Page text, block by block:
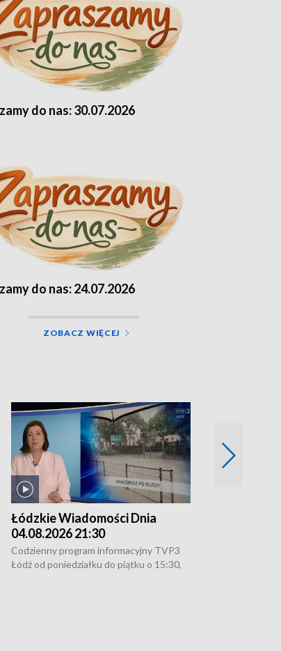
do nas: 30.07.2026
do nas: 24.07.2026
ZOBACZ WIĘCEJ
Łódzkie Wiadomości Dnia
04.08.2026 21:30
Codzienny program informacyjny TVP3
Łódź od poniedziałku do piątku o 15:30,